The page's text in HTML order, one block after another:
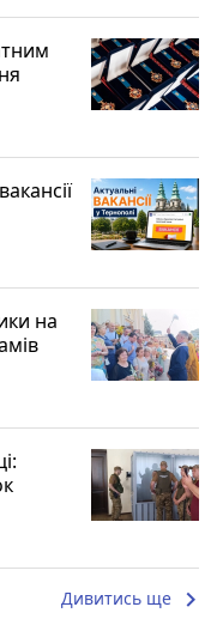
на
Дивитись ще keyboard_arrow_right